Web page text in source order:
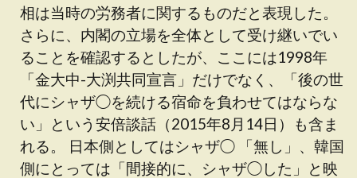
相は当時の労務者に関するものだと表現した。
さらに、内閣の立場を全体として受け継いでい
ることを確認するとしたが、ここには1998年
「金大中-大渕共同宣言」だけでなく、「後の世
代にシャザ◯を続ける宿命を負わせてはならな
い」という安倍談話（2015年8月14日）も含ま
れる。 日本側としてはシャザ◯ 「無し」、韓国
側にとっては「間接的に、シャザ◯した」と映